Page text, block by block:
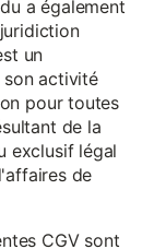
a également
un
son activité
pour toutes
de la
exclusif légal
de
CGV sont